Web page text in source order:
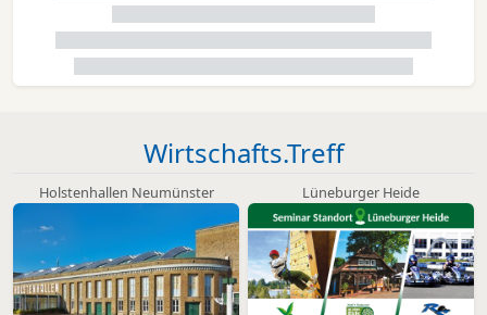
Wirtschafts.Treff
Holstenhallen Neumünster Lüneburger Heide